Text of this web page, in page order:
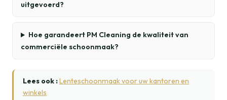
uitgevoerd?
Hoe garandeert PM Cleaning de kwaliteit van
commerciële schoonmaak?
Lees ook :Lenteschoonmaak voor uw kantoren en
winkels